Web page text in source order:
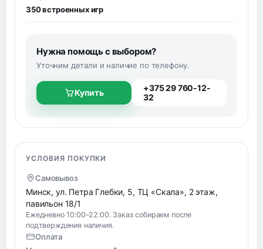
350 встроенных игр
Нужна помощь с выбором?
Уточним детали и наличие по телефону.
Купить
+375 29 760-12-
32
УСЛОВИЯ ПОКУПКИ
Самовывоз
Минск, ул. Петра Глебки, 5, ТЦ «Скала», 2 этаж,
павильон 18/1
Ежедневно 10:00–22:00. Заказ собираем после
подтверждения наличия.
Оплата